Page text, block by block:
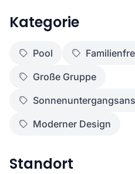
Kategorie
Pool
Große Gruppe
Moderner Design
Standort